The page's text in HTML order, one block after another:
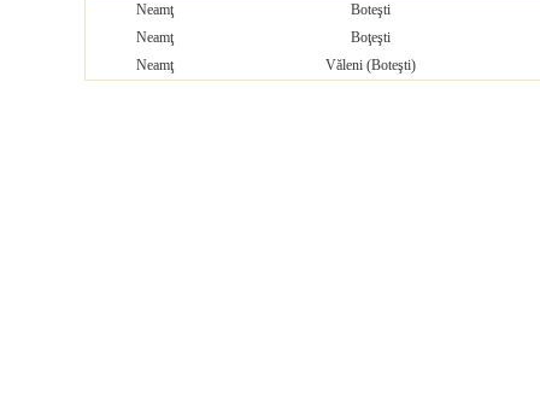
Neamţ
Boteşti
Neamţ
Boţeşti
Neamţ
Văleni (Boteşti)